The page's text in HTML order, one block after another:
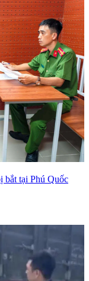
bắt tại Phú Quốc